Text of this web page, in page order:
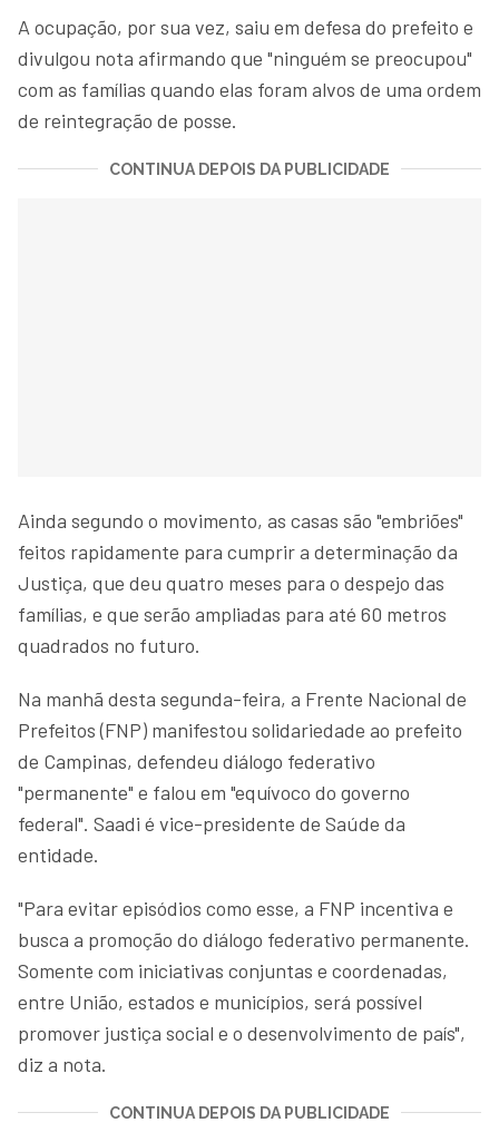
A ocupação, por sua vez, saiu em defesa do prefeito e
divulgou nota afirmando que "ninguém se preocupou"
com as famílias quando elas foram alvos de uma ordem
de reintegração de posse.
CONTINUA DEPOIS DA PUBLICIDADE
Ainda segundo o movimento, as casas são "embriões"
feitos rapidamente para cumprir a determinação da
Justiça, que deu quatro meses para o despejo das
famílias, e que serão ampliadas para até 60 metros
quadrados no futuro.
Na manhã desta segunda-feira, a Frente Nacional de
Prefeitos (FNP) manifestou solidariedade ao prefeito
de Campinas, defendeu diálogo federativo
"permanente" e falou em "equívoco do governo
federal". Saadi é vice-presidente de Saúde da
entidade.
"Para evitar episódios como esse, a FNP incentiva e
busca a promoção do diálogo federativo permanente.
Somente com iniciativas conjuntas e coordenadas,
entre União, estados e municípios, será possível
promover justiça social e o desenvolvimento de país",
diz a nota.
CONTINUA DEPOIS DA PUBLICIDADE